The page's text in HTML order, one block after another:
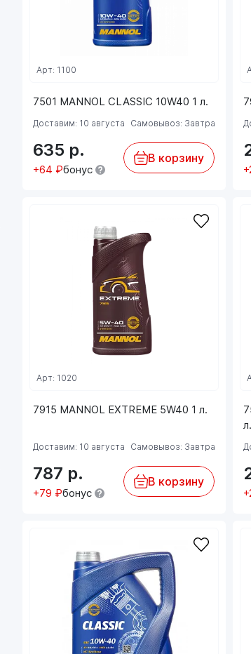
7501 MANNOL CLASSIC 10W40 1 л.
Арт: 1100
Доставим: 10 августа Самовывоз: Завтра
635 р.
+64 ₽бонус
В корзину
7915 MANNOL EXTREME 5W40 1 л.
Арт: 1020
Доставим: 10 августа Самовывоз: Завтра
787 р.
+79 ₽бонус
В корзину
л.